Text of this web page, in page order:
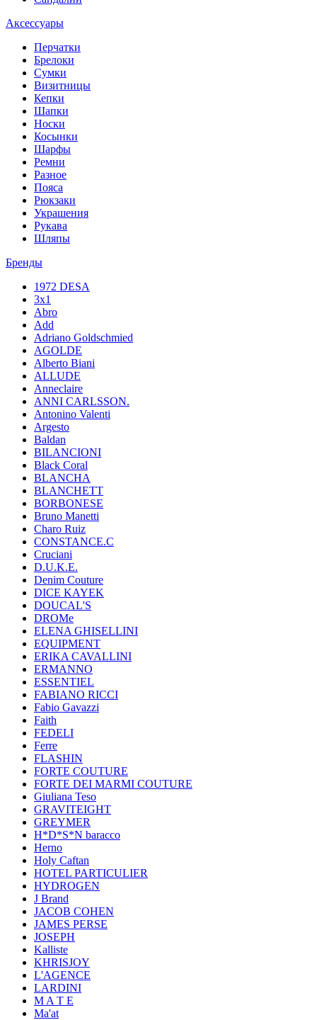
Аксессуары
Перчатки
Брелоки
Сумки
Визитницы
Кепки
Шапки
Носки
Косынки
Шарфы
Ремни
Разное
Пояса
Рюкзаки
Украшения
Рукава
Шляпы
Бренды
1972 DESA
3x1
Abro
Add
Adriano Goldschmied
AGOLDE
Alberto Biani
ALLUDE
Anneclaire
ANNI CARLSSON.
Antonino Valenti
Argesto
Baldan
BILANCIONI
Black Coral
BLANCHA
BLANCHETT
BORBONESE
Bruno Manetti
Charo Ruiz
CONSTANCE.C
Cruciani
D.U.K.E.
Denim Couture
DICE KAYEK
DOUCAL'S
DROMe
ELENA GHISELLINI
EQUIPMENT
ERIKA CAVALLINI
ERMANNO
ESSENTIEL
FABIANO RICCI
Fabio Gavazzi
Faith
FEDELI
Ferre
FLASHIN
FORTE COUTURE
FORTE DEI MARMI COUTURE
Giuliana Teso
GRAVITEIGHT
GREYMER
H*D*S*N baracco
Herno
Holy Caftan
HOTEL PARTICULIER
HYDROGEN
J Brand
JACOB COHEN
JAMES PERSE
JOSEPH
Kalliste
KHRISJOY
L'AGENCE
LARDINI
M A T E
Ma'at